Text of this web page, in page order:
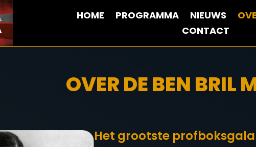
HOME PROGRAMMA NIEUWS
CONTACT
OVER DE BEN BRIL
Het grootste